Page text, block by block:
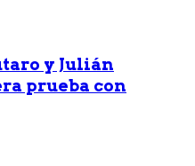
y Julián
prueba con